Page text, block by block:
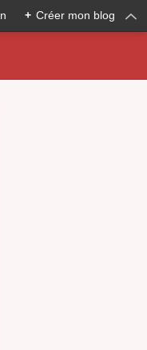
+ Créer mon blog